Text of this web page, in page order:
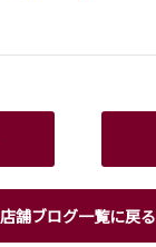
店舗ブログ一覧に戻る